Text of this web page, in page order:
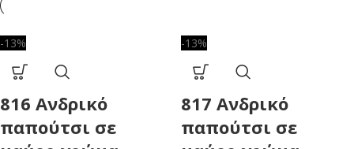
-13%
816 Ανδρικό
παπούτσι σε
-13%
817 Ανδρικό
παπούτσι σε